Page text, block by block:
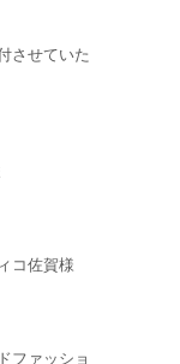
させていた
コ佐賀様
ファッショ